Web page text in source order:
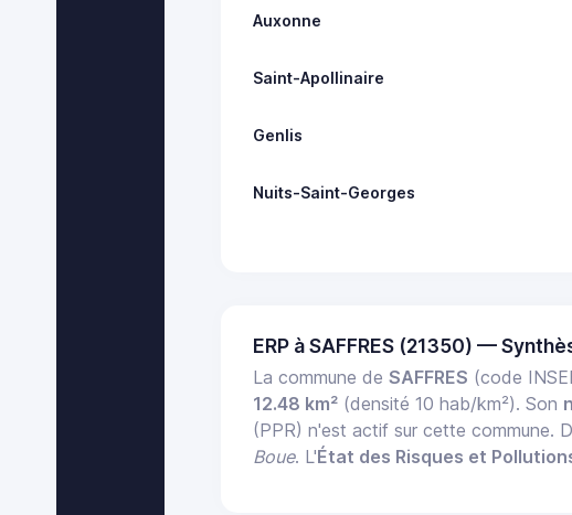
Auxonne
Saint-Apollinaire
Genlis
Nuits-Saint-Georges
ERP à SAFFRES (21350) —
La commune deSAFFRES (code
12.48 km² (densité 10 hab/km²). Son
(PPR) n'est actif sur cette commune.
Boue. L'État des Risques et